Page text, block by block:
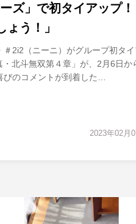
ズ」で初タイアップ！
ょう！」
2i2（ニーニ）がグループ初タイ
北斗無双第４章」が、2月6日か
のコメントが到着した…
2023年02月